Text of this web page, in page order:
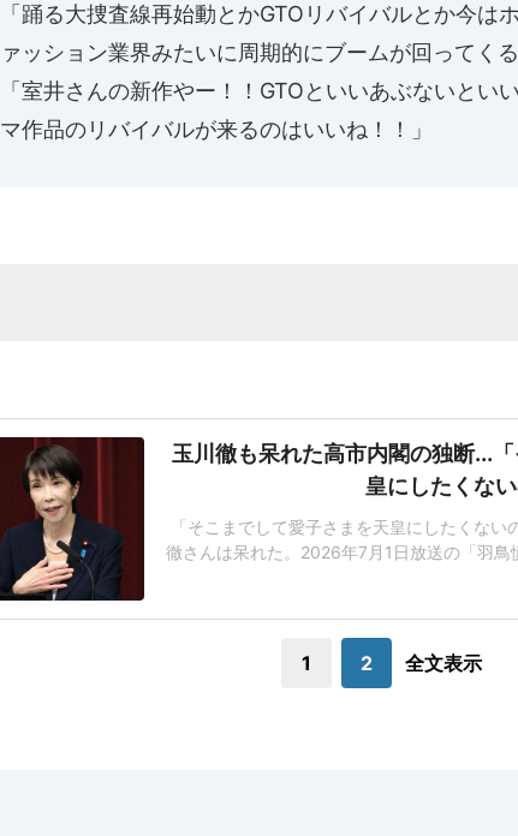
「踊る大捜査線再始動とかGTOリバイバルとか今
ァッション業界みたいに周期的にブームが回ってくる
「室井さんの新作やー！！GTOといいあぶないとい
マ作品のリバイバルが来るのはいいね！！」
玉川徹も呆れた高市内閣の独断...
皇にしたくない
「そこまでして愛子さまを天皇にしたくな
徹さんは呆れた。2026年7月1日放送の「羽鳥
が閣議決定した皇室典範改正案について、立
なく、国民の総意にも沿っていないんじゃ
も」改正案は、皇族が旧
1 2 全文表示